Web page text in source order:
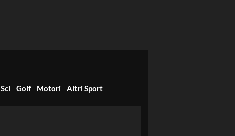
Sci Golf Motori Altri Sport